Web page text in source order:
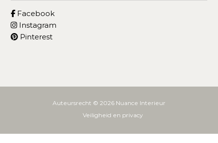
Facebook
Instagram
Pinterest
Auteursrecht © 2026 Nuance Interieur
Veiligheid en privacy